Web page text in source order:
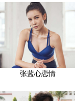
张蓝心恋情